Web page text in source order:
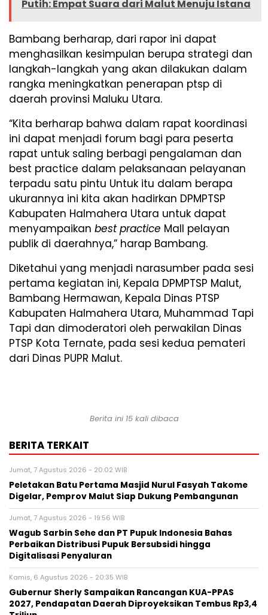
Putih: Empat Suara dari Malut Menuju Istana
Bambang berharap, dari rapor ini dapat
menghasilkan kesimpulan berupa strategi dan
langkah-langkah yang akan dilakukan dalam
rangka meningkatkan penerapan ptsp di
daerah provinsi Maluku Utara.
“Kita berharap bahwa dalam rapat koordinasi
ini dapat menjadi forum bagi para peserta
rapat untuk saling berbagi pengalaman dan
best practice dalam pelaksanaan pelayanan
terpadu satu pintu Untuk itu dalam berapa
ukurannya ini kita akan hadirkan DPMPTSP
Kabupaten Halmahera Utara untuk dapat
menyampaikan best practice Mall pelayan
publik di daerahnya,” harap Bambang.
Diketahui yang menjadi narasumber pada sesi
pertama kegiatan ini, Kepala DPMPTSP Malut,
Bambang Hermawan, Kepala Dinas PTSP
Kabupaten Halmahera Utara, Muhammad Tapi
Tapi dan dimoderatori oleh perwakilan Dinas
PTSP Kota Ternate, pada sesi kedua pemateri
dari Dinas PUPR Malut.
Berita ini 15 kali dibaca
BERITA TERKAIT
Jumat, 7 Agustus 2026 - 20:02 WIB
Peletakan Batu Pertama Masjid Nurul Fasyah Takome
Digelar, Pemprov Malut Siap Dukung Pembangunan
Jumat, 7 Agustus 2026 - 19:56 WIB
Wagub Sarbin Sehe dan PT Pupuk Indonesia Bahas
Perbaikan Distribusi Pupuk Bersubsidi hingga
Digitalisasi Penyaluran
Kamis, 6 Agustus 2026 - 20:35 WIB
Gubernur Sherly Sampaikan Rancangan KUA-PPAS
2027, Pendapatan Daerah Diproyeksikan Tembus Rp3,4